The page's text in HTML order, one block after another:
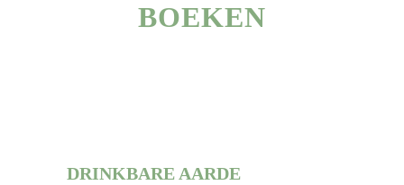
BOEKEN
DRINKBARE AARDE